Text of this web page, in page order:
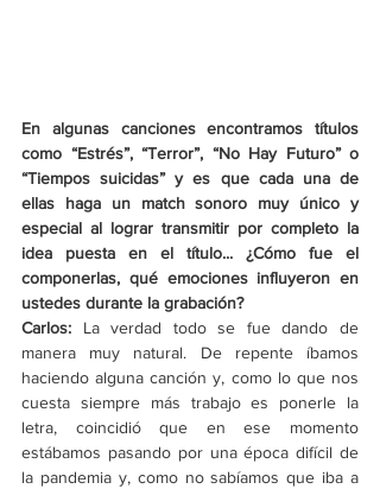
En algunas canciones encontramos títulos
como “Estrés”, “Terror”, “No Hay Futuro” o
“Tiempos suicidas” y es que cada una de
ellas haga un match sonoro muy único y
especial al lograr transmitir por completo la
idea puesta en el título... ¿Cómo fue el
componerlas, qué emociones influyeron en
ustedes durante la grabación?
Carlos: La verdad todo se fue dando de
manera muy natural. De repente íbamos
haciendo alguna canción y, como lo que nos
cuesta siempre más trabajo es ponerle la
letra, coincidió que en ese momento
estábamos pasando por una época difícil de
la pandemia y, como no sabíamos que iba a